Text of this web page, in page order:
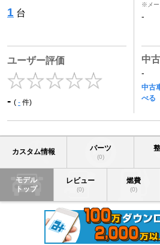
1 台
ユーザー評価
- ( - 件)
※メー
-
中
-
中古
べる
カスタム情報 パーツ
(0)
モデル
トップ
レビュー
(0)
燃費
(0)